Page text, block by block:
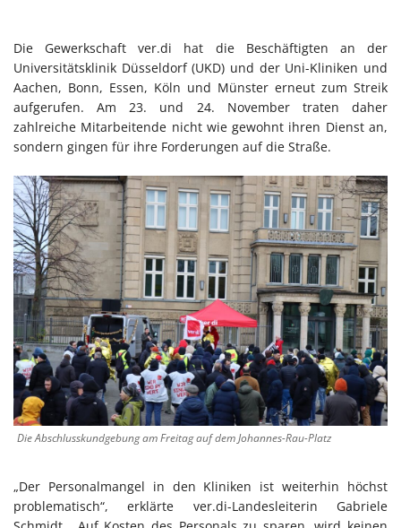
Die Gewerkschaft ver.di hat die Beschäftigten an der
Universitätsklinik Düsseldorf (UKD) und der Uni-Kliniken und
Aachen, Bonn, Essen, Köln und Münster erneut zum Streik
aufgerufen. Am 23. und 24. November traten daher
zahlreiche Mitarbeitende nicht wie gewohnt ihren Dienst an,
sondern gingen für ihre Forderungen auf die Straße.
Die Abschlusskundgebung am Freitag auf dem Johannes-Rau-Platz
„Der Personalmangel in den Kliniken ist weiterhin höchst
problematisch“, erklärte ver.di-Landesleiterin Gabriele